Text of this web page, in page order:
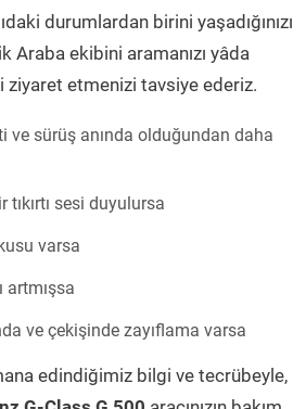
durumlardan birini yaşadığınızı
Araba ekibini aramanızı yâda
ziyaret etmenizi tavsiye ederiz.
ve sürüş anında olduğundan daha
sesi duyulursa
varsa
artmışsa
ve çekişinde zayıflama varsa
edindiğimiz bilgi ve tecrübeyle,